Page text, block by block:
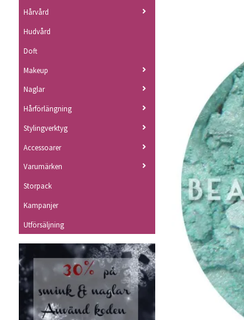
Hårvård
Hudvård
Doft
Makeup
Naglar
Hårförlängning
Stylingverktyg
Accessoarer
Varumärken
Storpack
Kampanjer
Utförsäljning